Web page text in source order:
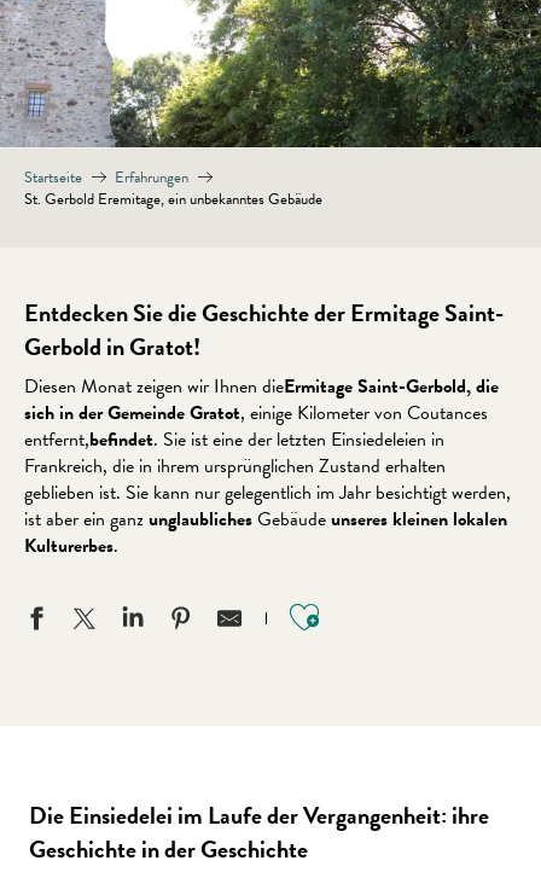
Startseite
Erfahrungen
St. Gerbold Eremitage, ein unbekanntes Gebäude
Entdecken Sie die Geschichte der Ermitage Saint-
Gerbold in Gratot!
Diesen Monat zeigen wir Ihnen dieErmitage Saint-Gerbold, die
sich in der Gemeinde Gratot, einige Kilometer von Coutances
entfernt,befindet. Sie ist eine der letzten Einsiedeleien in
Frankreich, die in ihrem ursprünglichen Zustand erhalten
geblieben ist. Sie kann nur gelegentlich im Jahr besichtigt werden,
ist aber ein ganzunglaublichesGebäudeunseres kleinen lokalen
Kulturerbes.
Ajouter aux
Die Einsiedelei im Laufe der Vergangenheit: ihre
Geschichte in der Geschichte